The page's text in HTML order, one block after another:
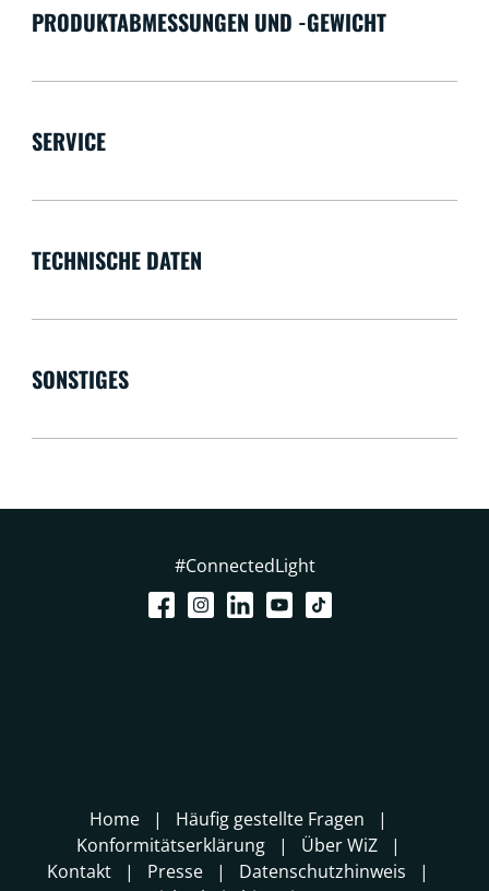
PRODUKTABMESSUNGEN UND -GEWICHT
SERVICE
TECHNISCHE DATEN
SONSTIGES
#ConnectedLight
Home
Häufig gestellte Fragen
Konformitätserklärung
Über WiZ
Kontakt
Presse
Datenschutzhinweis